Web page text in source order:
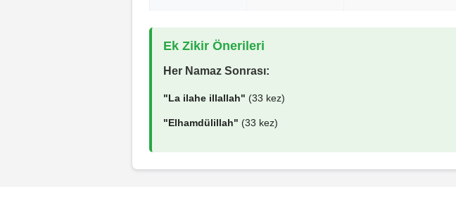
Ek Zikir Önerileri
Her Namaz Sonrası:
"La ilahe illallah" (33 kez)
"Elhamdülillah" (33 kez)